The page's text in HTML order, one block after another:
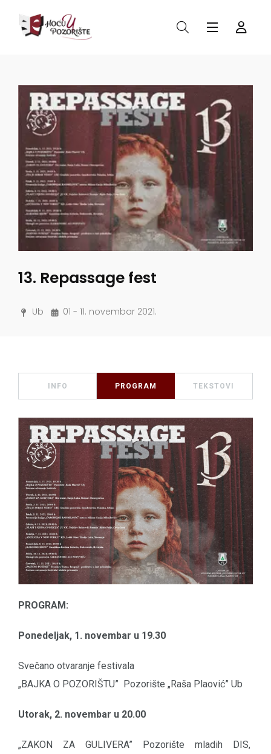
13. Repassage fest
Ub 01 - 11. novembar 2021.
INFO PROGRAM TEKSTOVI
PROGRAM:
Ponedeljak, 1. novembar u 19.30
Svečano otvaranje festivala
„BAJKA O POZORIŠTU” Pozorište „Raša Plaović” Ub
Utorak, 2. novembar u 20.00
„ZAKON ZA GULIVERA” Pozorište mladih DIS,